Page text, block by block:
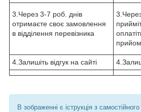
3.Через 3-7 роб. днів
отримаєте своє замовлення
в відділення перевізника
4.Залишіть відгук на сайті
В зображенні є іструкція з